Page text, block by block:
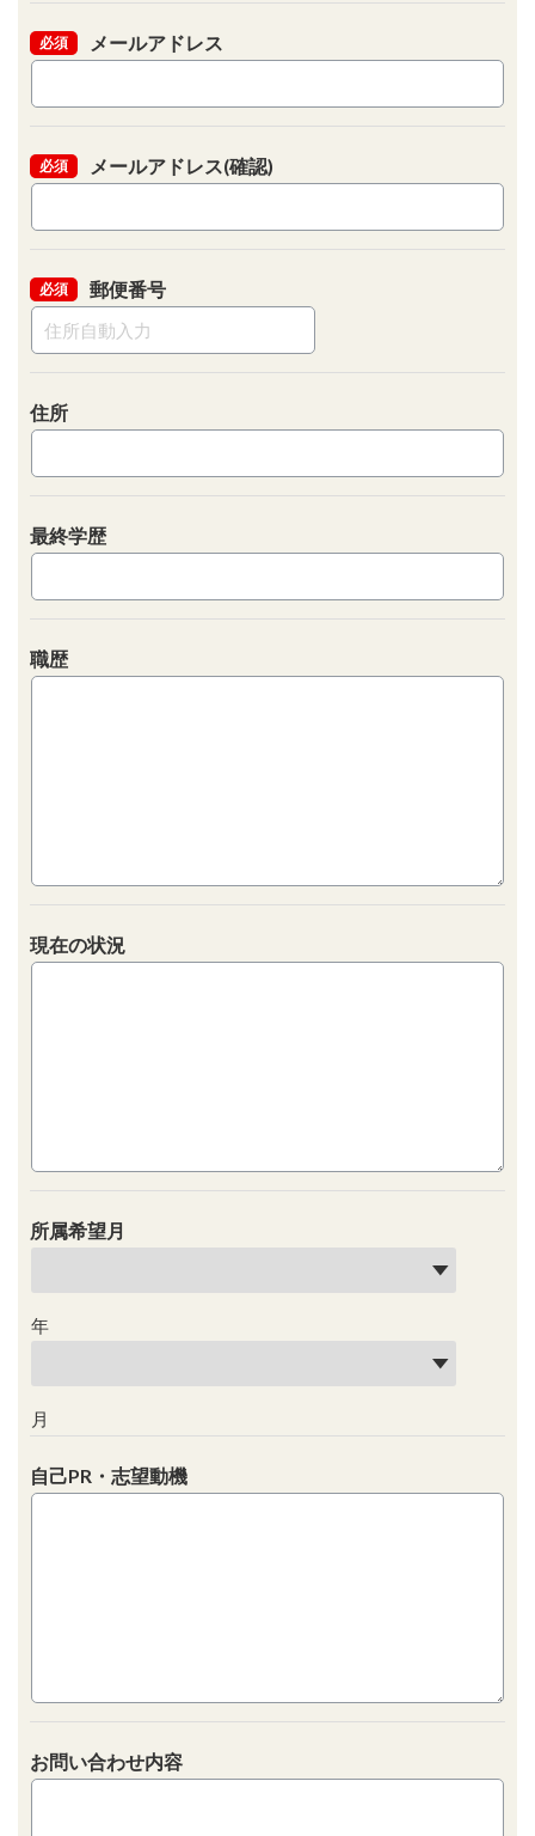
メールアドレス
必須
メールアドレス(確認)
必須
郵便番号
必須
住所
最終学歴
職歴
現在の状況
所属希望月
年
月
自己PR・志望動機
お問い合わせ内容